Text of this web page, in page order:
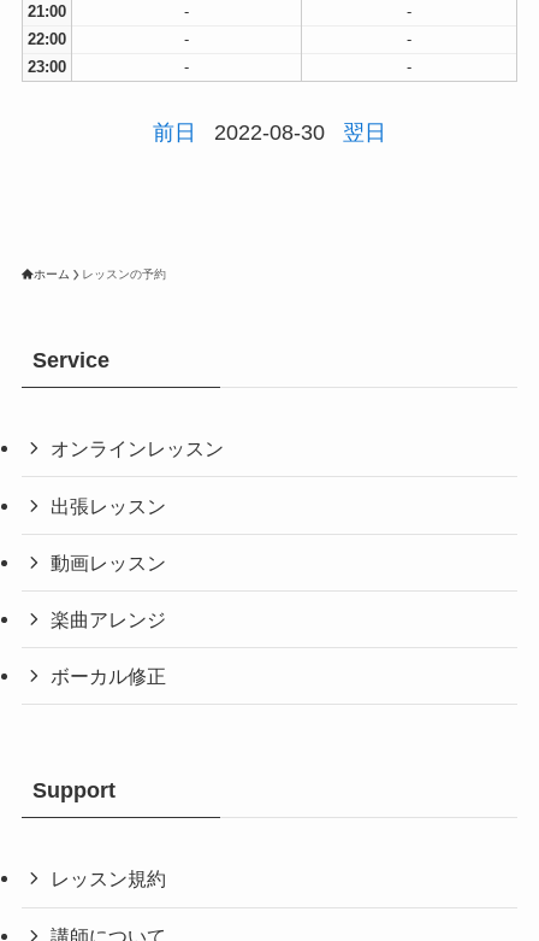
21:00
-
-
22:00
-
-
23:00
- -
前日 2022-08-30 翌日
ホーム レッスンの予約
Service
オンラインレッスン
出張レッスン
動画レッスン
楽曲アレンジ
ボーカル修正
Support
レッスン規約
講師について